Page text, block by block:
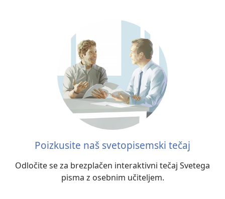
Poizkusite naš svetopisemski tečaj
Odločite se za brezplačen interaktivni tečaj Svetega
pisma z osebnim učiteljem.